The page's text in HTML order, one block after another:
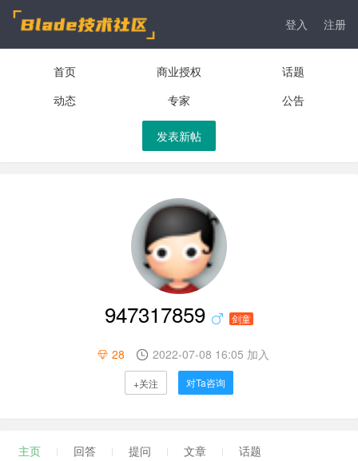
登入 注册
首页 商业授权
话题
动态
专家 公告
发表新帖
947317859 剑童
28 2022-07-08 16:05 加入
+关注 对Ta咨询
主页 回答 提问 文章 话题